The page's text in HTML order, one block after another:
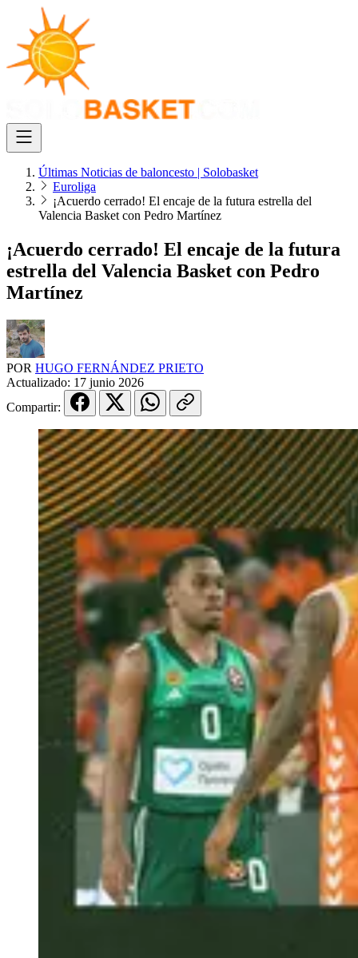
Últimas Noticias de baloncesto | Solobasket
Euroliga
¡Acuerdo cerrado! El encaje de la futura estrella del
Valencia Basket con Pedro Martínez
¡Acuerdo cerrado! El encaje de la futura
estrella del Valencia Basket con Pedro
Martínez
POR HUGO FERNÁNDEZ PRIETO
Actualizado: 17 junio 2026
Compartir: